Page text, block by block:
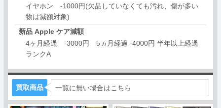
イヤホン -1000円(欠品していなくても汚れ、傷が多い
物は減額対象)
新品 Apple ケア減額
4ヶ月経過 -3000円 5ヵ月経過 -4000円 半年以上経過
ランクA
買取商品 一覧に無い場合はこちら